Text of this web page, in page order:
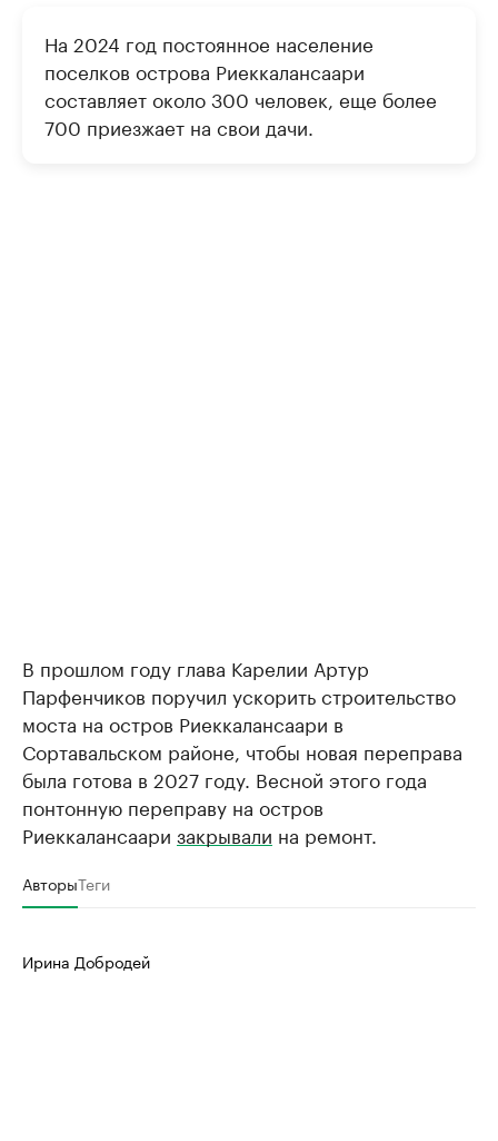
На 2024 год постоянное население
поселков острова Риеккалансаари
составляет около 300 человек, еще более
700 приезжает на свои дачи.
В прошлом году глава Карелии Артур
Парфенчиков поручил ускорить строительство
моста на остров Риеккалансаари в
Сортавальском районе, чтобы новая переправа
была готова в 2027 году. Весной этого года
понтонную переправу на остров
Риеккалансаари закрывали на ремонт.
АвторыТеги
Ирина Добродей